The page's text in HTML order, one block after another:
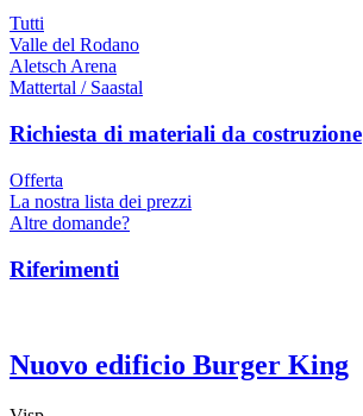
Tutti
Valle del Rodano
Aletsch Arena
Mattertal / Saastal
Richiesta di materiali da costruzione
Offerta
La nostra lista dei prezzi
Altre domande?
Riferimenti
Nuovo edificio Burger King